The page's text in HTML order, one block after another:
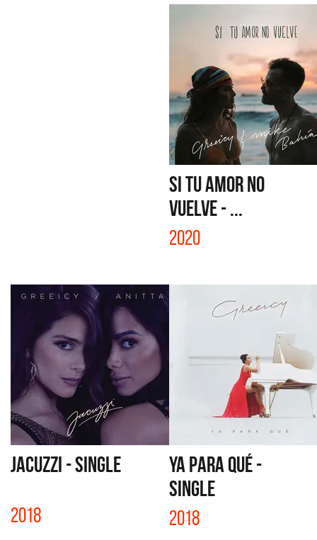
SI TU AMOR NO
VUELVE - ...
2020
JACUZZI - SINGLE
2018
YA PARA QUÉ -
SINGLE
2018